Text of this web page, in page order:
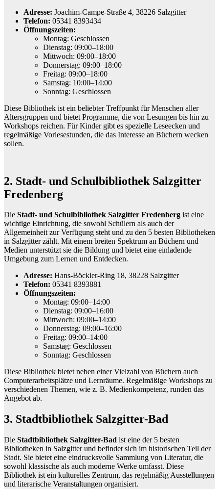
Adresse: Joachim-Campe-Straße 4, 38226 Salzgitter
Telefon: 05341 8393434
Öffnungszeiten:
Montag: Geschlossen
Dienstag: 09:00–18:00
Mittwoch: 09:00–18:00
Donnerstag: 09:00–18:00
Freitag: 09:00–18:00
Samstag: 10:00–14:00
Sonntag: Geschlossen
Diese Bibliothek ist ein beliebter Treffpunkt für Menschen aller
Altersgruppen und bietet Programme, die von Lesungen bis hin zu
Workshops reichen. Für Kinder gibt es spezielle Leseecken und
regelmäßige Vorlesestunden, die das Interesse an Büchern wecken
sollen.
2. Stadt- und Schulbibliothek Salzgitter
Fredenberg
Die Stadt- und Schulbibliothek Salzgitter Fredenberg ist eine
wichtige Einrichtung, die sowohl Schülern als auch der
Allgemeinheit zur Verfügung steht und zu den 5 besten Bibliotheken
in Salzgitter zählt. Mit einem breiten Spektrum an Büchern und
Medien unterstützt sie die Bildung und bietet eine einladende
Umgebung zum Lernen und Entdecken.
Adresse: Hans-Böckler-Ring 18, 38228 Salzgitter
Telefon: 05341 8393881
Öffnungszeiten:
Montag: 09:00–14:00
Dienstag: 09:00–16:00
Mittwoch: 09:00–14:00
Donnerstag: 09:00–16:00
Freitag: 09:00–14:00
Samstag: Geschlossen
Sonntag: Geschlossen
Diese Bibliothek bietet neben einer Vielzahl von Büchern auch
Computerarbeitsplätze und Lernräume. Regelmäßige Workshops zu
verschiedenen Themen, wie z. B. Medienkompetenz, runden das
Angebot ab.
3. Stadtbibliothek Salzgitter-Bad
Die Stadtbibliothek Salzgitter-Bad ist eine der 5 besten
Bibliotheken in Salzgitter und befindet sich im historischen Teil der
Stadt. Sie bietet eine eindrucksvolle Sammlung von Literatur, die
sowohl klassische als auch moderne Werke umfasst. Diese
Bibliothek ist ein kulturelles Zentrum, das regelmäßig Ausstellungen
und literarische Veranstaltungen organisiert.